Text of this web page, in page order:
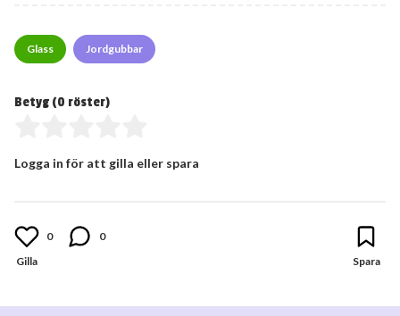
Glass Jordgubbar
Betyg (0 röster)
Logga in för att gilla eller spara
0 0